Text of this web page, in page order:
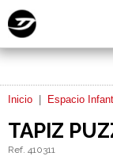
Inicio Espacio
TAPIZ
Ref. 410311